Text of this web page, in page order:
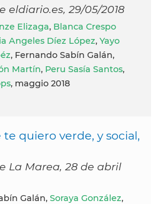
eldiario.es, 29/05/2018
Elizaga, Blanca Crespo
Angeles Díez López, Yayo
, Fernando Sabín Galán,
Martín, Peru Sasía Santos,
, maggio 2018
quiero verde, y social,
La Marea, 28 de abril
Galán, Soraya González,